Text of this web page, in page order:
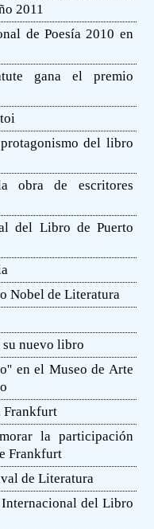
2011
de Poesía 2010 en
gana el premio
del libro
obra de escritores
del Libro de Puerto
Nobel de Literatura
nuevo libro
en el Museo de Arte
Frankfurt
la participación
Frankfurt
de Literatura
del Libro